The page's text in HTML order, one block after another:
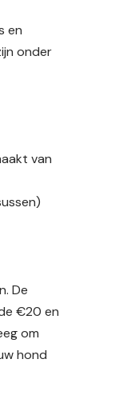
en
onder
van
De
€20 en
om
hond